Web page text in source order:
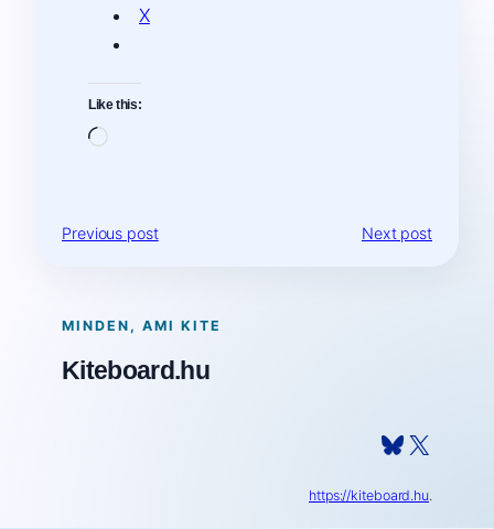
X
Like this:
Loading…
Previous post Next post
MINDEN, AMI KITE
Kiteboard.hu
Bluesky X
https://kiteboard.hu